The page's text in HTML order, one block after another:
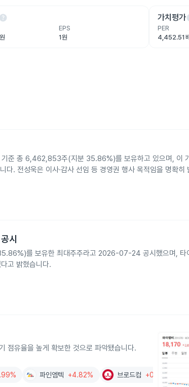
help
EPS
1원
가치평가
PER
4,452.51
준 총 6,462,853주(지분 35.86%)를 보유하고 있으며, 이
. 전성욱은 이사·감사 선임 등 경영권 행사 목적임을 명확히
시
를 보유한 최대주주라고 2026-07-24 공시했으며, 타
고 밝혔습니다.
점유율을 높게 확보한 것으로 파악됐습니다.
파인엠텍 +4.82% 브로드컴 +0.55%